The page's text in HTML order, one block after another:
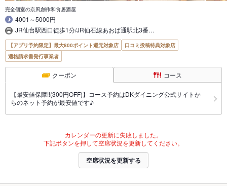
完全個室の京風創作和食居酒屋
4001～5000円
JR仙台駅西口徒歩1分/JR仙石線あおば通駅北3番…
【アプリ予約限定】最大800ポイント還元対象店
口コミ投稿特典対象店
適格請求書発行事業者
クーポン コース
【最安値保障!!(300円OFF)】コース予約はDKダイニング公式サイトか
らのネット予約が最安値です♪
カレンダーの更新に失敗しました。
下記ボタンを押して空席状況を更新してください。
空席状況を更新する